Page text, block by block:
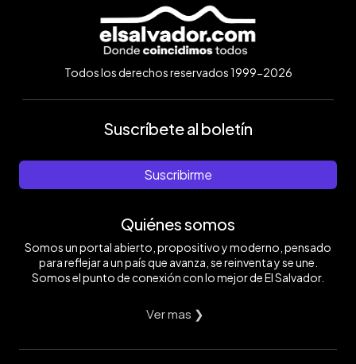
Todos los derechos reservados 1999-2026
Suscríbete al boletín
Suscribirme
Quiénes somos
Somos un portal abierto, propositivo y moderno, pensado
para reflejar a un país que avanza, se reinventa y se une.
Somos el punto de conexión con lo mejor de El Salvador.
Ver mas ❯